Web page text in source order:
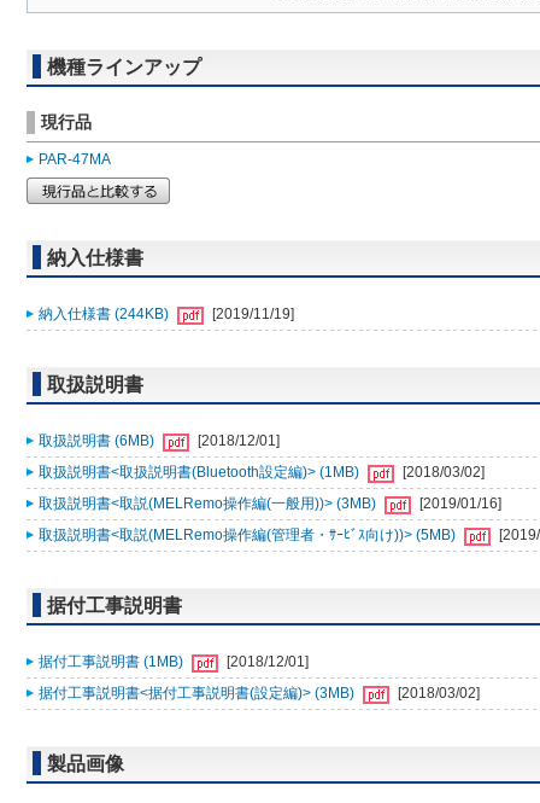
機種ラインアップ
現行品
PAR-47MA
納入仕様書
納入仕様書 (244KB) [2019/11/19]
取扱説明書
取扱説明書 (6MB)
[2018/12/01]
取扱説明書<取扱説明書(Bluetooth設定編)> (1MB)
[2018/03/02]
取扱説明書<取説(MELRemo操作編(一般用))> (3MB)
[2019/01/16]
取扱説明書<取説(MELRemo操作編(管理者・ｻｰﾋﾞｽ向け))> (5MB)
据付工事説明書
据付工事説明書 (1MB)
[2018/12/01]
据付工事説明書<据付工事説明書(設定編)> (3MB)
[2018/03/02]
製品画像